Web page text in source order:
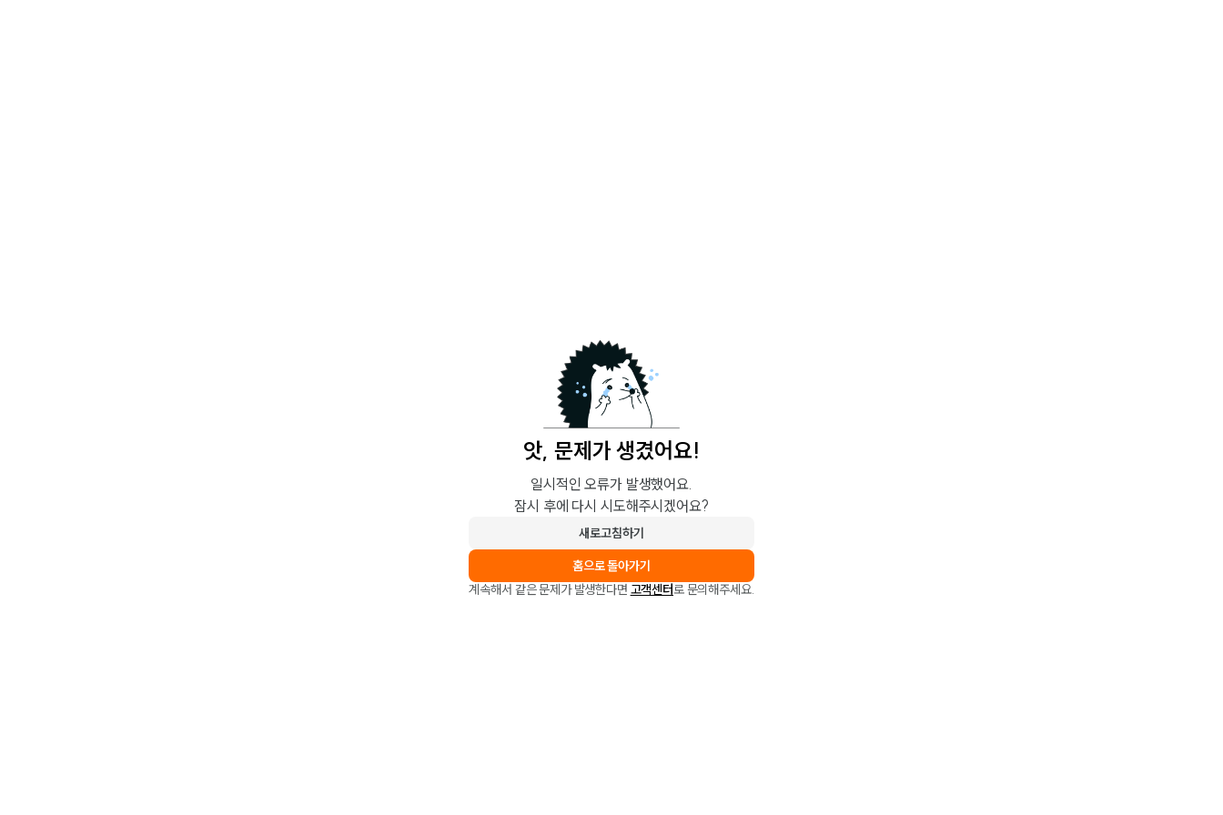
앗, 문제가 생겼어요!
일시적인 오류가 발생했어요.
잠시 후에 다시 시도해주시겠어요?
새로고침하기
홈으로 돌아가기
계속해서 같은 문제가 발생한다면 고객센터로 문의해주세요.